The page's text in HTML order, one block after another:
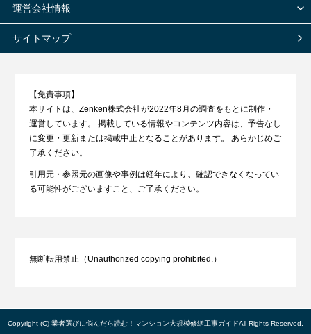
運営会社情報
サイトマップ
【免責事項】
本サイトは、Zenken株式会社が2022年8月の調査をもとに制作・
運営しています。 掲載している情報やコンテンツ内容は、予告なし
に変更・更新または掲載中止となることがあります。 あらかじめご
了承ください。
引用元・参照元の画像や事例は経年により、確認できなくなってい
る可能性がございますこと、ご了承ください。
無断転用禁止（Unauthorized copying prohibited.）
Copyright (C) 業者選びに悩んだら読む！マンション大規模修繕工事ガイドAll Rights Reserved.